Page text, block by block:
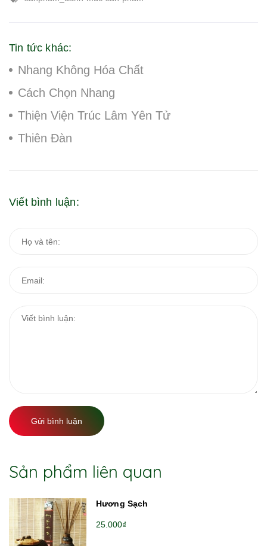
Tin tức khác:
Nhang Không Hóa Chất
Cách Chọn Nhang
Thiện Viện Trúc Lâm Yên Tử
Thiên Đàn
Viết bình luận:
Gửi bình luận
Sản phẩm liên quan
Hương Sạch
25.000₫